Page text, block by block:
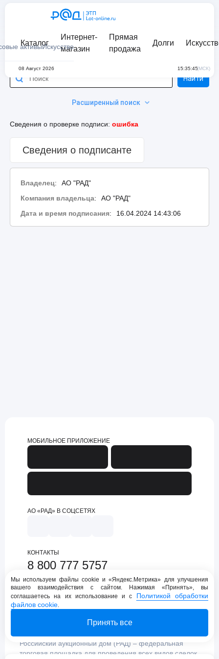
активыИскусство
Каталог
Интернет-
магазин
Прямая
продажа
Долги
08 Август 2026 15:35:45(МСК)
Расширенный поиск
Найти
Сведения о проверке подписи: ошибка
Сведения о подписанте
Владелец:
АО "РАД"
Компания владельца:
АО "РАД"
Дата и время подписания: 16.04.2024 14:43:06
МОБИЛЬНОЕ ПРИЛОЖЕНИЕ
АО «РАД» В СОЦСЕТЯХ
КОНТАКТЫ
8 800 777 5757
support@lot-online.ru
Техническая поддержка
Российский аукционный дом (РАД) – федеральная
торговая площадка для проведения всех видов сделок
Мы используем файлы cookie и «Яндекс.Метрика» для улучшения
вашего взаимодействия с сайтом. Нажимая «Принять», вы
соглашаетесь на их использование и с Политикой обработки
файлов cookie.
Принять все